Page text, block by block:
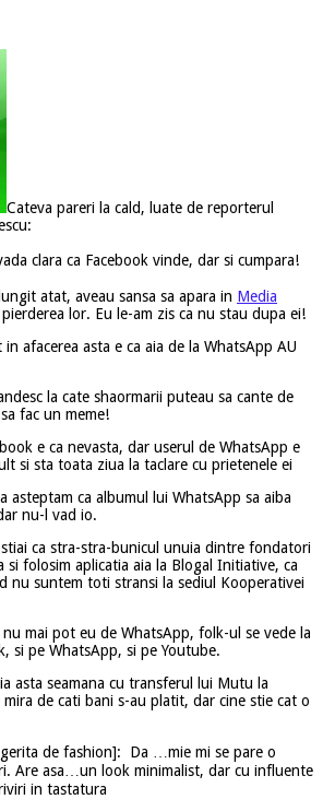
Cateva pareri la cald, luate de reporterul
clara ca Facebook vinde, dar si cumpara!
atat, aveau sansa sa apara in Media
lor. Eu le-am zis ca nu stau dupa ei!
afacerea asta e ca aia de la WhatsApp AU
la cate shaormarii puteau sa cante de
fac un meme!
e ca nevasta, dar userul de WhatsApp e
si sta toata ziua la taclare cu prietenele ei
asteptam ca albumul lui WhatsApp sa aiba
nu-l vad io.
ca stra-stra-bunicul unuia dintre fondatori
si folosim aplicatia aia la Blogal Initiative, ca
nu suntem toti stransi la sediul Kooperativei
mai pot eu de WhatsApp, folk-ul se vede la
si pe WhatsApp, si pe Youtube.
asta seamana cu transferul lui Mutu la
mira de cati bani s-au platit, dar cine stie cat o
de fashion]: Da …mie mi se pare o
Are asa…un look minimalist, dar cu influente
in tastatura